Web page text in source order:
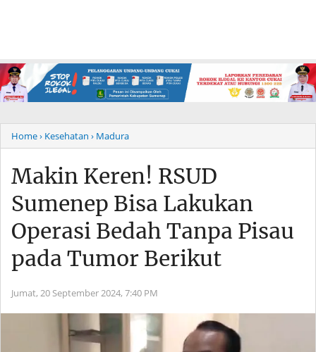
Home› Kesehatan › Madura
Makin Keren! RSUD
Sumenep Bisa Lakukan
Operasi Bedah Tanpa Pisau
pada Tumor Berikut
Jumat, 20 September 2024, 7:40 PM